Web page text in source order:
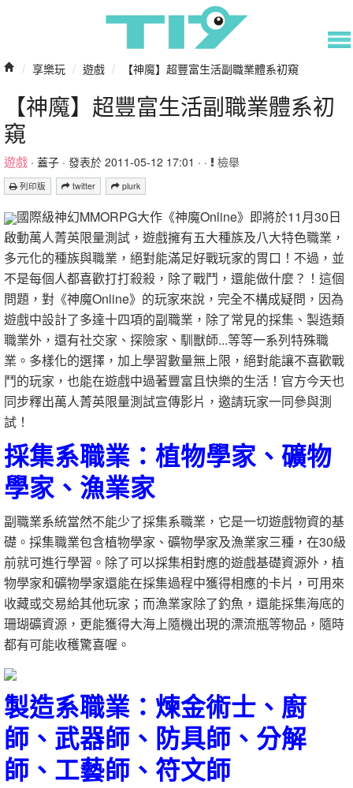
/ 享樂玩 / 遊戲 / 【神魔】超豐富生活副職業體系初窺
【神魔】超豐富生活副職業體系初
窺
遊戲 · 蓋子 · 發表於 2011-05-12 17:01 · · 檢舉
列印版 twitter plurk
國際級神幻MMORPG大作《神魔Online》即將於11月30日
啟動萬人菁英限量測試，遊戲擁有五大種族及八大特色職業，
多元化的種族與職業，絕對能滿足好戰玩家的胃口！不過，並
不是每個人都喜歡打打殺殺，除了戰鬥，還能做什麼？！這個
問題，對《神魔Online》的玩家來說，完全不構成疑問，因為
遊戲中設計了多達十四項的副職業，除了常見的採集、製造類
職業外，還有社交家、探險家、馴獸師...等等一系列特殊職
業。多樣化的選擇，加上學習數量無上限，絕對能讓不喜歡戰
鬥的玩家，也能在遊戲中過著豐富且快樂的生活！官方今天也
同步釋出萬人菁英限量測試宣傳影片，邀請玩家一同參與測
試！
採集系職業：植物學家、礦物
學家、漁業家
副職業系統當然不能少了採集系職業，它是一切遊戲物資的基
礎。採集職業包含植物學家、礦物學家及漁業家三種，在30級
前就可進行學習。除了可以採集相對應的遊戲基礎資源外，植
物學家和礦物學家還能在採集過程中獲得相應的卡片，可用來
收藏或交易給其他玩家；而漁業家除了釣魚，還能採集海底的
珊瑚礦資源，更能獲得大海上隨機出現的漂流瓶等物品，隨時
都有可能收穫驚喜喔。
製造系職業：煉金術士、廚
師、武器師、防具師、分解
師、工藝師、符文師